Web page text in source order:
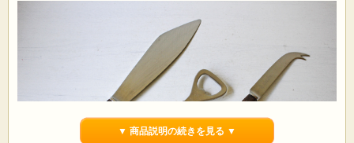
▼ 商品説明の続きを見る ▼